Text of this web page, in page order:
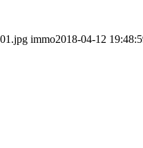
immo2018-04-12